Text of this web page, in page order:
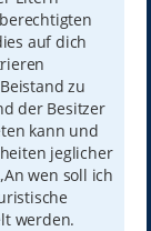
auf dich
zu
der Besitzer
kann und
jeglicher
wen soll ich
werden.